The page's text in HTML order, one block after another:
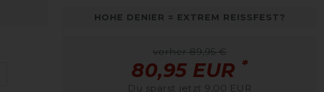
HOHE DENIER = EXTREM REISSFEST?
vorher 89,95 €
80,95 EUR *
Du sparst jetzt 9,00 EUR